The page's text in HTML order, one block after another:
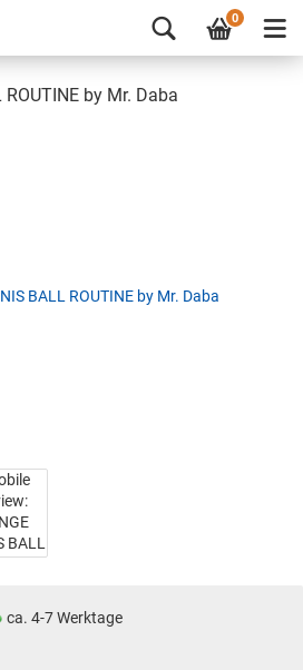
0
by Mr. Daba
ca. 4-7 Werktage